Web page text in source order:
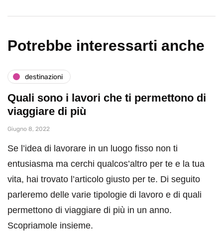
Potrebbe interessarti anche
destinazioni
Quali sono i lavori che ti permettono di
viaggiare di più
Giugno 8, 2022
Se l’idea di lavorare in un luogo fisso non ti
entusiasma ma cerchi qualcos’altro per te e la tua
vita, hai trovato l’articolo giusto per te. Di seguito
parleremo delle varie tipologie di lavoro e di quali
permettono di viaggiare di più in un anno.
Scopriamole insieme.